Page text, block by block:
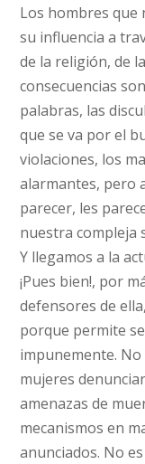
Los hombres que
su influencia a
de la religión, de
consecuencias
palabras, las
que se va por el
violaciones, los
alarmantes, pero
parecer, les
nuestra compleja
Y llegamos a la
¡Pues bien!, por
defensores de
porque permite
impunemente.
mujeres
amenazas de
mecanismos en
anunciados. No